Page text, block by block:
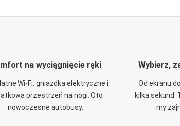
na wyciągnięcie ręki
Wi-Fi, gniazdka elektryczne i
przestrzeń na nogi. Oto
nowoczesne autobusy.
Wybierz,
Od ekranu
kilka sekund.
my